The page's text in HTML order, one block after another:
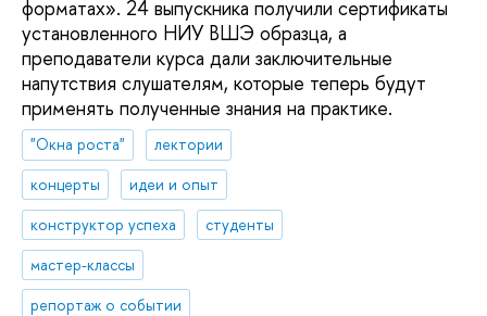
форматах». 24 выпускника получили сертификаты
установленного НИУ ВШЭ образца, а
преподаватели курса дали заключительные
напутствия слушателям, которые теперь будут
применять полученные знания на практике.
"Окна роста"
лектории
концерты
идеи и опыт
конструктор успеха
студенты
мастер-классы
репортаж о событии